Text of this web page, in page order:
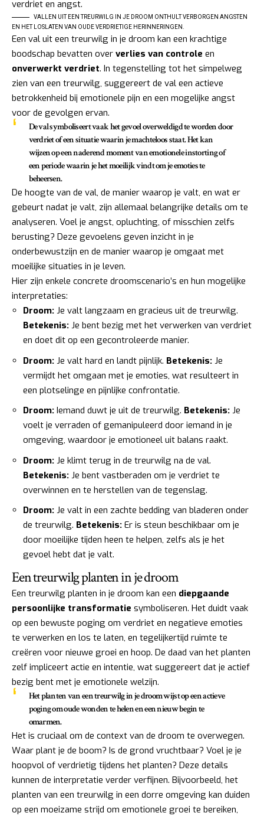
VALLEN UIT EEN TREURWILG IN JE DROOM ONTHULT VERBORGEN ANGSTEN
EN HET LOSLATEN VAN OUDE VERDRIETIGE HERINNERINGEN.
Een val uit een treurwilg in je droom kan een krachtige
boodschap bevatten over verlies van controle en
onverwerkt verdriet. In tegenstelling tot het simpelweg
zien van een treurwilg, suggereert de val een actieve
betrokkenheid bij emotionele pijn en een mogelijke angst
voor de gevolgen ervan.
De val symboliseert vaak het gevoel overweldigd te worden door
verdriet of een situatie waarin je machteloos staat. Het kan
wijzen op een naderend moment van emotionele instorting of
een periode waarin je het moeilijk vindt om je emoties te
beheersen.
De hoogte van de val, de manier waarop je valt, en wat er
gebeurt nadat je valt, zijn allemaal belangrijke details om te
analyseren. Voel je angst, opluchting, of misschien zelfs
berusting? Deze gevoelens geven inzicht in je
onderbewustzijn en de manier waarop je omgaat met
moeilijke situaties in je leven.
Hier zijn enkele concrete droomscenario’s en hun mogelijke
interpretaties:
Droom: Je valt langzaam en gracieus uit de treurwilg.
Betekenis: Je bent bezig met het verwerken van verdriet
en doet dit op een gecontroleerde manier.
Droom: Je valt hard en landt pijnlijk. Betekenis: Je
vermijdt het omgaan met je emoties, wat resulteert in
een plotselinge en pijnlijke confrontatie.
Droom: Iemand duwt je uit de treurwilg. Betekenis: Je
voelt je verraden of gemanipuleerd door iemand in je
omgeving, waardoor je emotioneel uit balans raakt.
Droom: Je klimt terug in de treurwilg na de val.
Betekenis: Je bent vastberaden om je verdriet te
overwinnen en te herstellen van de tegenslag.
Droom: Je valt in een zachte bedding van bladeren onder
de treurwilg. Betekenis: Er is steun beschikbaar om je
door moeilijke tijden heen te helpen, zelfs als je het
gevoel hebt dat je valt.
Een treurwilg planten in je droom
Een treurwilg planten in je droom kan een diepgaande
persoonlijke transformatie symboliseren. Het duidt vaak
op een bewuste poging om verdriet en negatieve emoties
te verwerken en los te laten, en tegelijkertijd ruimte te
creëren voor nieuwe groei en hoop. De daad van het planten
zelf impliceert actie en intentie, wat suggereert dat je actief
bezig bent met je emotionele welzijn.
Het planten van een treurwilg in je droom wijst op eenactieve
poging om oude wonden te helenen een nieuw begin te
omarmen.
Het is cruciaal om de context van de droom te overwegen.
Waar plant je de boom? Is de grond vruchtbaar? Voel je je
hoopvol of verdrietig tijdens het planten? Deze details
kunnen de interpretatie verder verfijnen. Bijvoorbeeld, het
planten van een treurwilg in een dorre omgeving kan duiden
op een moeizame strijd om emotionele groei te bereiken,